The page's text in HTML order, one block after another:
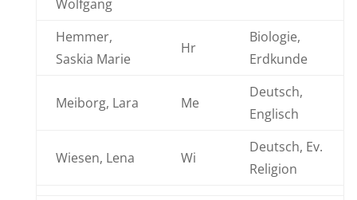
Wolfgang
Hemmer,
Saskia Marie
Hr
Biologie,
Erdkunde
Meiborg, Lara Me
Deutsch,
Englisch
Wiesen, Lena Wi
Deutsch, Ev.
Religion